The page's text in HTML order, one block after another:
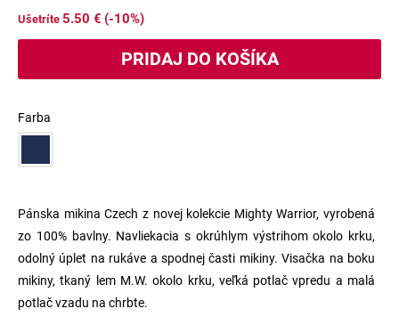
Ušetríte 5.50 € (-10%)
Farba
Pánska mikina Czech z novej kolekcie Mighty Warrior, vyrobená
zo 100% bavlny. Navliekacia s okrúhlym výstrihom okolo krku,
odolný úplet na rukáve a spodnej časti mikiny. Visačka na boku
mikiny, tkaný lem M.W. okolo krku, veľká potlač vpredu a malá
potlač vzadu na chrbte.